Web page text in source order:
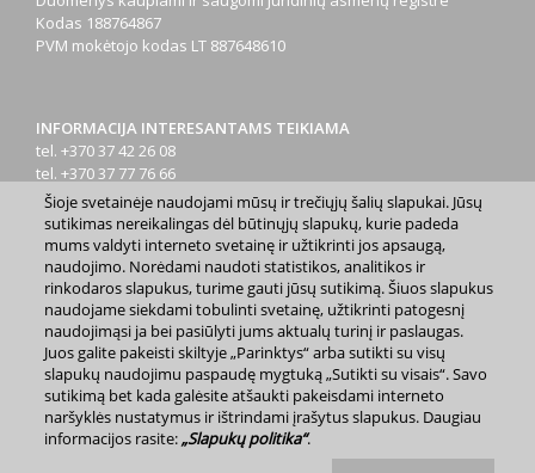
Kodas 188764867
PVM mokėtojo kodas LT 887648610
INFORMACIJA INTERESANTAMS TEIKIAMA
tel. +370 37 42 26 08
tel. +370 37 77 76 66
tel. +370 660 07000
el. p.info@kaunas.lt
2023 m. Kauno miesto savivaldybė. Kopijuoti ir platinti
www.kaunas.lt skelbiamą informaciją be autorių sutikimo draudžiama.
Svetainės žemėlapis »
Šioje svetainėje naudojami mūsų ir trečiųjų šalių slapukai. Jūsų
sutikimas nereikalingas dėl būtinųjų slapukų, kurie padeda
mums valdyti interneto svetainę ir užtikrinti jos apsaugą,
naudojimo. Norėdami naudoti statistikos, analitikos ir
rinkodaros slapukus, turime gauti jūsų sutikimą. Šiuos slapukus
naudojame siekdami tobulinti svetainę, užtikrinti patogesnį
naudojimąsi ja bei pasiūlyti jums aktualų turinį ir paslaugas.
Juos galite pakeisti skiltyje „Parinktys“ arba sutikti su visų
slapukų naudojimu paspaudę mygtuką „Sutikti su visais“. Savo
sutikimą bet kada galėsite atšaukti pakeisdami interneto
naršyklės nustatymus ir ištrindami įrašytus slapukus. Daugiau
informacijos rasite:„Slapukų politika“.